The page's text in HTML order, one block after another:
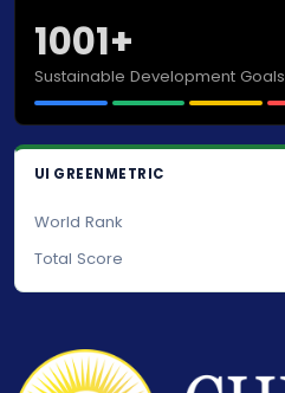
1001+
Sustainable Development Goals
UI GREENMETRIC
World Rank
Total Score